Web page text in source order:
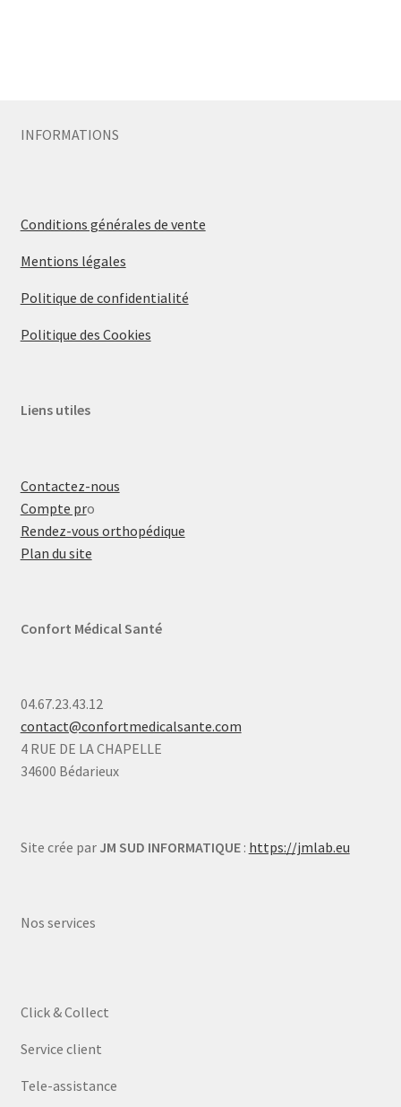
INFORMATIONS
Conditions générales de vente
Mentions légales
Politique de confidentialité
Politique des Cookies
Liens utiles
Contactez-nous
Compte pro
Rendez-vous orthopédique
Plan du site
Confort Médical Santé
04.67.23.43.12
contact@confortmedicalsante.com
4 RUE DE LA CHAPELLE
34600 Bédarieux
Site crée par JM SUD INFORMATIQUE: https://jmlab.eu
Nos services
Click & Collect
Service client
Tele-assistance